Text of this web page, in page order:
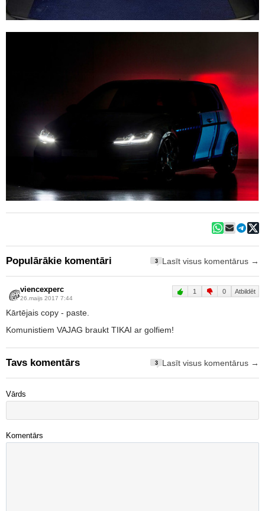
Populārākie komentāri 3 Lasīt visus komentārus →
viencexperc
26.maijs 2017 7:44
1 0 Atbildēt
Kārtējais copy - paste.
Komunistiem VAJAG braukt TIKAI ar golfiem!
Tavs komentārs 3 Lasīt visus komentārus →
Vārds
Komentārs